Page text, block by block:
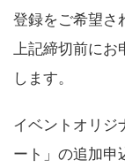
登録をご希望さ
上記締切前に
します。
イベントオリジ
ート」の追加申